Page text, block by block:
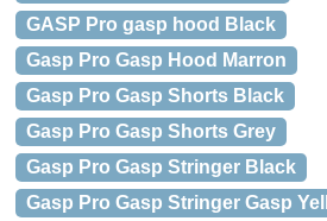
GASP Pro gasp hood Black
Gasp Pro Gasp Hood Marron
Gasp Pro Gasp Shorts Black
Gasp Pro Gasp Shorts Grey
Gasp Pro Gasp Stringer Black
Gasp Pro Gasp Stringer Gasp